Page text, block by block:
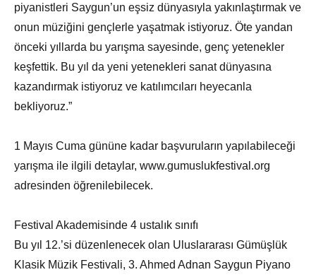
piyanistleri Saygun’un eşsiz dünyasıyla yakınlaştırmak ve
onun müziğini gençlerle yaşatmak istiyoruz. Öte yandan
önceki yıllarda bu yarışma sayesinde, genç yetenekler
keşfettik. Bu yıl da yeni yetenekleri sanat dünyasına
kazandırmak istiyoruz ve katılımcıları heyecanla
bekliyoruz.”
1 Mayıs Cuma gününe kadar başvuruların yapılabileceği
yarışma ile ilgili detaylar, www.gumuslukfestival.org
adresinden öğrenilebilecek.
Festival Akademisinde 4 ustalık sınıfı
Bu yıl 12.’si düzenlenecek olan Uluslararası Gümüşlük
Klasik Müzik Festivali, 3. Ahmed Adnan Saygun Piyano